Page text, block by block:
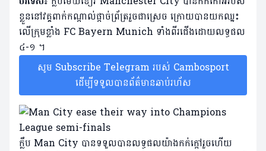
ខ្លួននៅវគ្គពាក់កណ្តាល់ផ្តាច់ព្រ័ត្ររួចជាស្រេច ក្រោយបានយកឈ្នះ
លើក្រុមខ្លាំង FC Bayern Munich ទាំងពីរជើងដោយលទ្ធផល
៤-១​ ។
សូម Subscribe Telegram របស់ Cambosport
ដើម្បីទទួលបានព័ត៌មានឆាប់រហ័ស
ក្លឹប Man City បានទទួលបានលទ្ធផលយ៉ាងកក់ក្តៅរួចហើយ